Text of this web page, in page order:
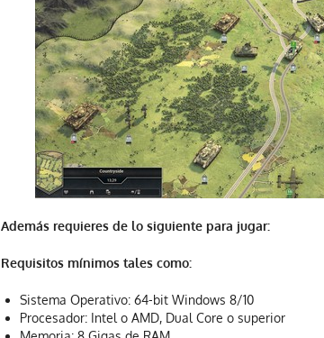
Además requieres de lo siguiente para jugar:
Requisitos mínimos tales como:
Sistema Operativo: 64-bit Windows 8/10
Procesador: Intel o AMD, Dual Core o superior